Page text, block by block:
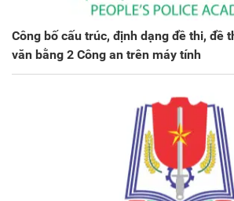
Công bố cấu trúc, định dạng đề thi, đề
văn bằng 2 Công an trên máy tính